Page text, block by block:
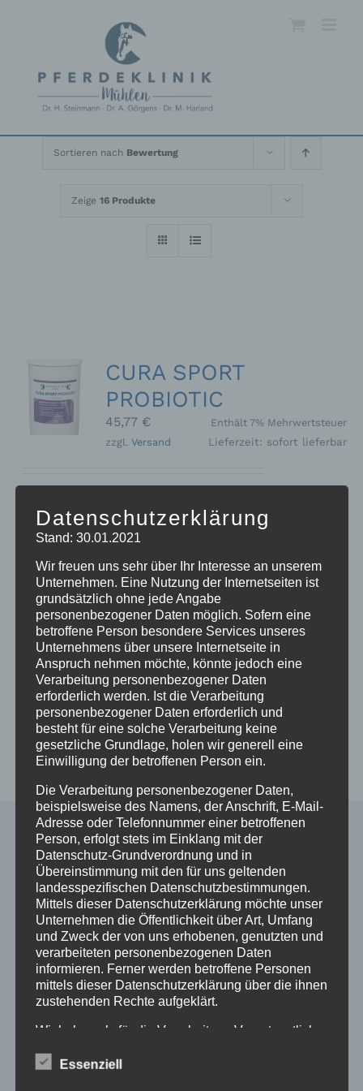
Sortieren nach Bewertung
Zeige 16 Produkte
CURA SPORT
PROBIOTIC
45,77 €
Enthält 7% Mehrwertsteuer
zzgl.Versand Lieferzeit: sofort lieferbar
und Stabilisierung der Darmflora.
Kann die Säureregulierung im Magen-
Darmtrakt positiv beeinflussen und in
Stresssituationen wie Turnier,
Stallwechsel, Wurmkurgabe oder
Futterwechsel entgegenwirken. Auch
bei Kotwasser und Durchfall geeignet.
- ADMR konform -
Ergänzungsfuttermittel für Pferde1
kg DosePreis/kg: 45,77 €
In den
Warenkorb
Details
Alle Shop Infos
Mein Konto
Zahlungsarten
Versand & Lieferung
Widerruf
Widerruf erklären
AGB
Impressum
Datenschutzerklärung
Stand: 30.01.2021
Wir freuen uns sehr über Ihr Interesse an unserem
Unternehmen. Eine Nutzung der Internetseiten ist
grundsätzlich ohne jede Angabe
personenbezogener Daten möglich. Sofern eine
betroffene Person besondere Services unseres
Unternehmens über unsere Internetseite in
Anspruch nehmen möchte, könnte jedoch eine
Verarbeitung personenbezogener Daten
erforderlich werden. Ist die Verarbeitung
personenbezogener Daten erforderlich und
besteht für eine solche Verarbeitung keine
gesetzliche Grundlage, holen wir generell eine
Einwilligung der betroffenen Person ein.
Die Verarbeitung personenbezogener Daten,
beispielsweise des Namens, der Anschrift, E-Mail-
Adresse oder Telefonnummer einer betroffenen
Person, erfolgt stets im Einklang mit der
Datenschutz-Grundverordnung und in
Übereinstimmung mit den für uns geltenden
landesspezifischen Datenschutzbestimmungen.
Mittels dieser Datenschutzerklärung möchte unser
Unternehmen die Öffentlichkeit über Art, Umfang
und Zweck der von uns erhobenen, genutzten und
verarbeiteten personenbezogenen Daten
informieren. Ferner werden betroffene Personen
mittels dieser Datenschutzerklärung über die ihnen
zustehenden Rechte aufgeklärt.
Wir haben als für die Verarbeitung Verantwortlicher
Maßnahmen umgesetzt, um einen möglichst
Essenziell